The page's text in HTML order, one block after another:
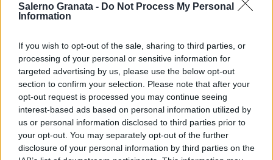
Salerno Granata - Do Not Process My Personal
Information
If you wish to opt-out of the sale, sharing to third parties, or
processing of your personal or sensitive information for
targeted advertising by us, please use the below opt-out
section to confirm your selection. Please note that after your
opt-out request is processed you may continue seeing
interest-based ads based on personal information utilized by
us or personal information disclosed to third parties prior to
your opt-out. You may separately opt-out of the further
disclosure of your personal information by third parties on the